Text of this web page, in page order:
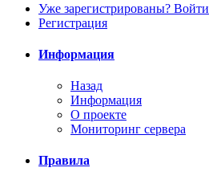
Уже зарегистрированы? Войти
Регистрация
Информация
Назад
Информация
О проекте
Мониторинг сервера
Правила